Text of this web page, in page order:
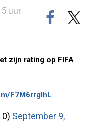
uur
zijn rating op FIFA
F7M6rrglhL
September 9,